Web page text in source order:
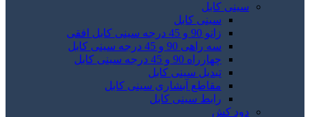
سینی کابل
سینی کابل
زانو 90 و 45 درجه سینی کابل افقی
سه راهی 90 و 45 درجه سینی کابل
چهارراه 90 و 45 درجه سینی کابل
تبدیل سینی کابل
مقاطع آبشاری سینی کابل
رابط سینی کابل
دود کش